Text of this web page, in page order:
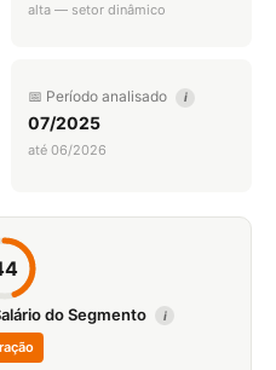
alta — setor dinâmico
📅 Período analisado i
07/2025
até 06/2026
do Segmento i